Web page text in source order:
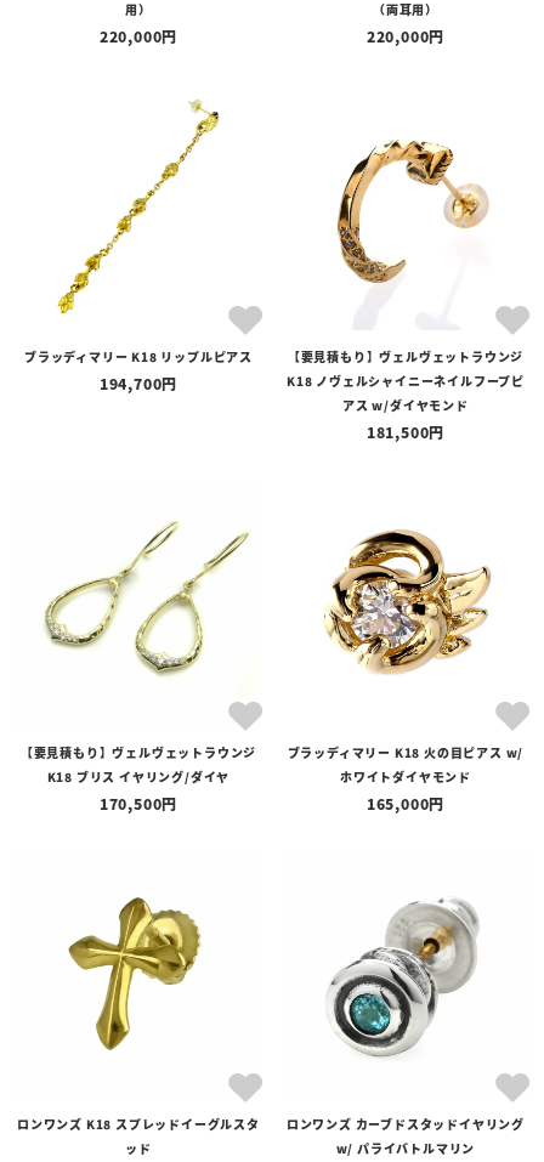
用）
220,000
（両耳用）
220,000
ブラッディマリー K18 リップルピアス
194,700
【要見積もり】ヴェルヴェットラウンジ
K18 ノヴェルシャイニーネイルフープピ
アス w/ダイヤモンド
181,500
【要見積もり】ヴェルヴェットラウンジ
K18 ブリス イヤリング/ダイヤ
170,500
ブラッディマリー K18 火の目ピアス w/
ホワイトダイヤモンド
165,000
ロンワンズ K18 スプレッドイーグルスタ
ッド
ロンワンズ カーブドスタッドイヤリング
w/ パライバトルマリン